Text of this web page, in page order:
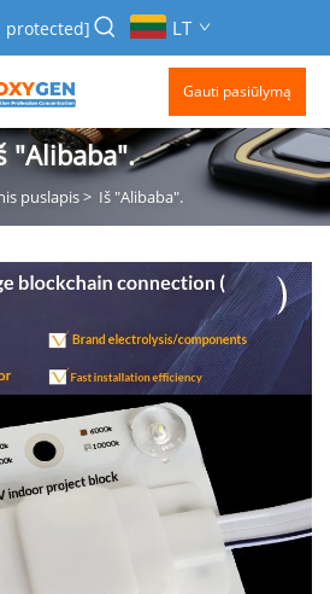
protected] LT
Gauti pasiūlymą
"Alibaba".
puslapis> Iš "Alibaba".